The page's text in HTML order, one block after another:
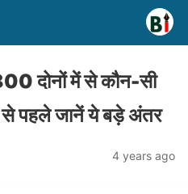
दोनों में से कौन-सी
से पहले जानें ये बड़े अंतर
4 years ago